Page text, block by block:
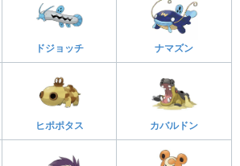
ドジョッチ ナマズン
ヒポポタス カバルドン